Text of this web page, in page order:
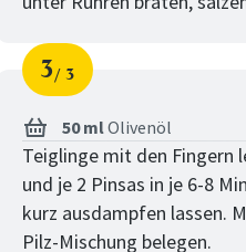
Schritt
3
von
3
50 mlOlivenöl
Teiglinge mit den Fingern
und je 2 Pinsas in je 6-8
kurz ausdampfen lassen.
Pilz-Mischung belegen.